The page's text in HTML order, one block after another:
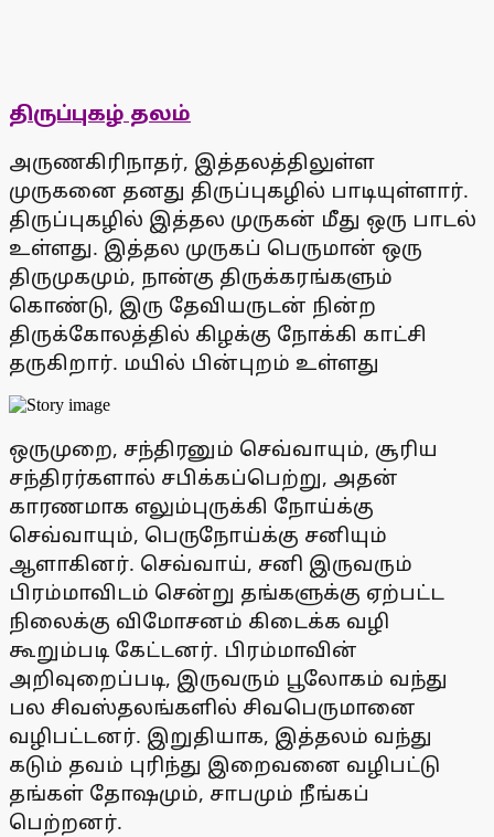
திருப்புகழ் தலம்
அருணகிரிநாதர், இத்தலத்திலுள்ள
முருகனை தனது திருப்புகழில் பாடியுள்ளார்.
திருப்புகழில் இத்தல முருகன் மீது ஒரு பாடல்
உள்ளது. இத்தல முருகப் பெருமான் ஒரு
திருமுகமும், நான்கு திருக்கரங்களும்
கொண்டு, இரு தேவியருடன் நின்ற
திருக்கோலத்தில் கிழக்கு நோக்கி காட்சி
தருகிறார். மயில் பின்புறம் உள்ளது
ஒருமுறை, சந்திரனும் செவ்வாயும், சூரிய
சந்திரர்களால் சபிக்கப்பெற்று, அதன்
காரணமாக எலும்புருக்கி நோய்க்கு
செவ்வாயும், பெருநோய்க்கு சனியும்
ஆளாகினர். செவ்வாய், சனி இருவரும்
பிரம்மாவிடம் சென்று தங்களுக்கு ஏற்பட்ட
நிலைக்கு விமோசனம் கிடைக்க வழி
கூறும்படி கேட்டனர். பிரம்மாவின்
அறிவுறைப்படி, இருவரும் பூலோகம் வந்து
பல சிவஸ்தலங்களில் சிவபெருமானை
வழிபட்டனர். இறுதியாக, இத்தலம் வந்து
கடும் தவம் புரிந்து இறைவனை வழிபட்டு
தங்கள் தோஷமும், சாபமும் நீங்கப்
பெற்றனர்.